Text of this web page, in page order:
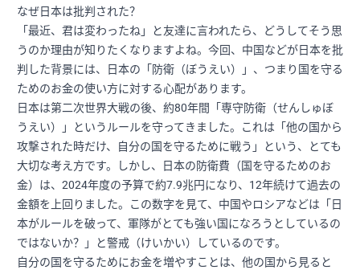
なぜ日本は批判された？
「最近、君は変わったね」と友達に言われたら、どうしてそう思
うのか理由が知りたくなりますよね。今回、中国などが日本を批
判した背景には、日本の「防衛（ぼうえい）」、つまり国を守る
ためのお金の使い方に対する心配があります。
日本は第二次世界大戦の後、約80年間「専守防衛（せんしゅぼ
うえい）」というルールを守ってきました。これは「他の国から
攻撃された時だけ、自分の国を守るために戦う」という、とても
大切な考え方です。しかし、日本の防衛費（国を守るためのお
金）は、2024年度の予算で約7.9兆円になり、12年続けて過去の
金額を上回りました。この数字を見て、中国やロシアなどは「日
本がルールを破って、軍隊がとても強い国になろうとしているの
ではないか？」と警戒（けいかい）しているのです。
自分の国を守るためにお金を増やすことは、他の国から見ると